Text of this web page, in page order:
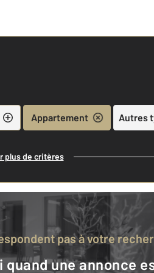
Appartement Autres
plus de critères
pas à votre